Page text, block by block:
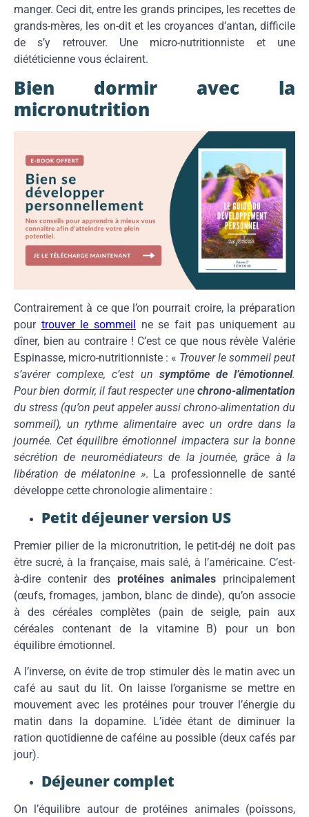
manger. Ceci dit, entre les grands principes, les recettes de
grands-mères, les on-dit et les croyances d’antan, difficile
de s’y retrouver. Une micro-nutritionniste et une
diététicienne vous éclairent.
Bien dormir avec la
micronutrition
Contrairement à ce que l’on pourrait croire, la préparation
pour trouver le sommeil ne se fait pas uniquement au
dîner, bien au contraire ! C’est ce que nous révèle Valérie
Espinasse, micro-nutritionniste : « Trouver le sommeil peut
s’avérer complexe, c’est un symptôme de l’émotionnel.
Pour bien dormir, il faut respecter une chrono-alimentation
du stress (qu’on peut appeler aussi chrono-alimentation du
sommeil), un rythme alimentaire avec un ordre dans la
journée. Cet équilibre émotionnel impactera sur la bonne
sécrétion de neuromédiateurs de la journée, grâce à la
libération de mélatonine ». La professionnelle de santé
développe cette chronologie alimentaire :
Petit déjeuner version US
Premier pilier de la micronutrition, le petit-déj ne doit pas
être sucré, à la française, mais salé, à l’américaine. C’est-
à-dire contenir des protéines animales principalement
(œufs, fromages, jambon, blanc de dinde), qu’on associe
à des céréales complètes (pain de seigle, pain aux
céréales contenant de la vitamine B) pour un bon
équilibre émotionnel.
A l’inverse, on évite de trop stimuler dès le matin avec un
café au saut du lit. On laisse l’organisme se mettre en
mouvement avec les protéines pour trouver l’énergie du
matin dans la dopamine. L’idée étant de diminuer la
ration quotidienne de caféine au possible (deux cafés par
jour).
Déjeuner complet
On l’équilibre autour de protéines animales (poissons,